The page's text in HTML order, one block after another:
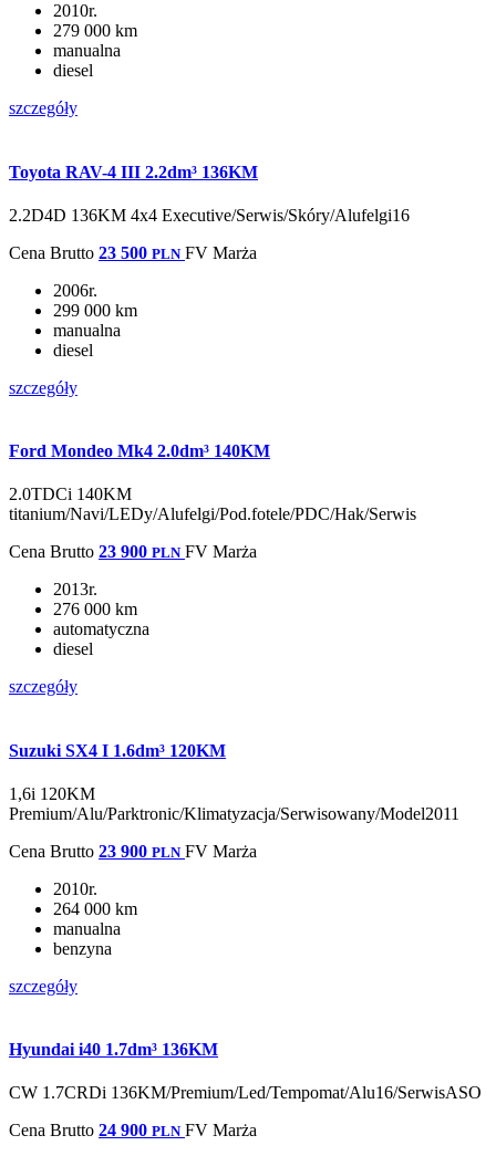
2010r.
279 000 km
manualna
diesel
szczegóły
Toyota RAV-4 III 2.2dm³ 136KM
2.2D4D 136KM 4x4 Executive/Serwis/Skóry/Alufelgi16
Cena Brutto 23 500 PLN FV Marża
2006r.
299 000 km
manualna
diesel
szczegóły
Ford Mondeo Mk4 2.0dm³ 140KM
2.0TDCi 140KM
titanium/Navi/LEDy/Alufelgi/Pod.fotele/PDC/Hak/Serwis
Cena Brutto 23 900 PLN FV Marża
2013r.
276 000 km
automatyczna
diesel
szczegóły
Suzuki SX4 I 1.6dm³ 120KM
1,6i 120KM
Premium/Alu/Parktronic/Klimatyzacja/Serwisowany/Model2011
Cena Brutto 23 900 PLN FV Marża
2010r.
264 000 km
manualna
benzyna
szczegóły
Hyundai i40 1.7dm³ 136KM
CW 1.7CRDi 136KM/Premium/Led/Tempomat/Alu16/SerwisASO
Cena Brutto 24 900 PLN FV Marża